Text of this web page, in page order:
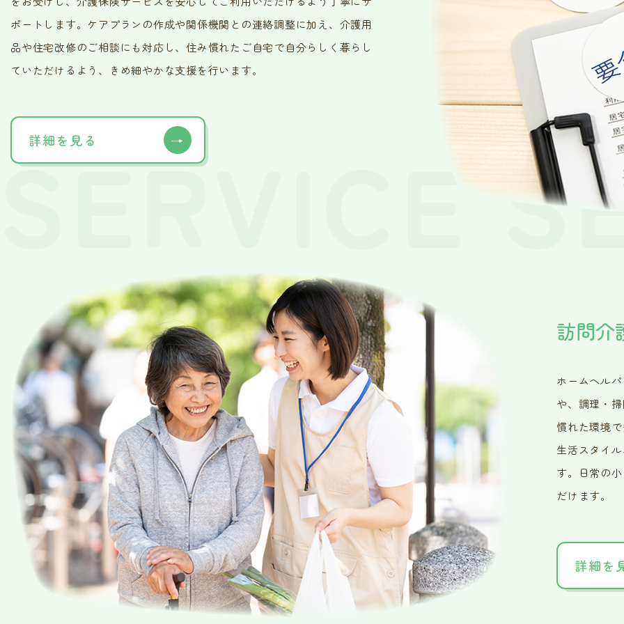
ポートします。ケアプランの作成や関係機関との連絡調整に加え、介護用
品や住宅改修のご相談にも対応し、住み慣れたご自宅で自分らしく暮らし
ていただけるよう、きめ細やかな支援を行います。
詳細を見る →
訪問介
ホームヘル
や、調理・
慣れた環境
生活スタイ
す。日常の
だけます。
詳細を